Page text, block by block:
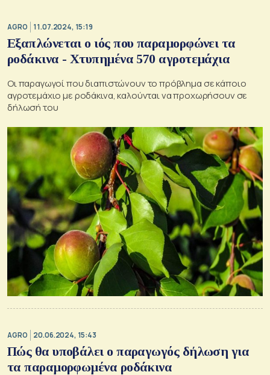
AGRO 11.07.2024, 15:19
Εξαπλώνεται ο ιός που παραμορφώνει τα
ροδάκινα - Χτυπημένα 570 αγροτεμάχια
Οι παραγωγοί που διαπιστώνουν το πρόβλημα σε κάποιο
αγροτεμάχιο με ροδάκινα, καλούνται να προχωρήσουν σε
δήλωσή του
AGRO 20.06.2024, 15:43
Πώς θα υποβάλει ο παραγωγός δήλωση για
τα παραμορφωμένα ροδάκινα